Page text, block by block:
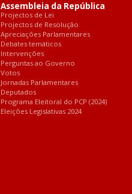
Assembleia da República
Projectos de Lei
Projectos de Resolução
Apreciações Parlamentares
Debates temáticos
Intervenções
Perguntas ao Governo
Votos
Jornadas Parlamentares
Deputados
Programa Eleitoral do PCP (2024)
Eleições Legislativas 2024